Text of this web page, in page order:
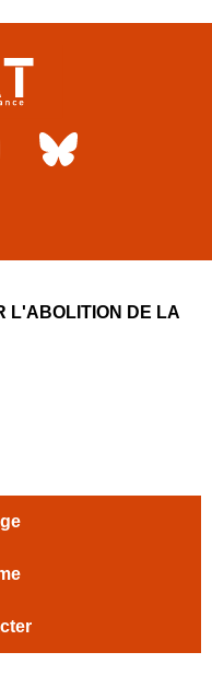
L'ABOLITION DE LA